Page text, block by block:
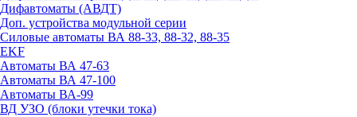
Дифавтоматы (АВДТ)
Доп. устройства модульной серии
Силовые автоматы ВА 88-33, 88-32, 88-35
EKF
Автоматы ВА 47-63
Автоматы ВА 47-100
Автоматы ВА-99
ВД УЗО (блоки утечки тока)